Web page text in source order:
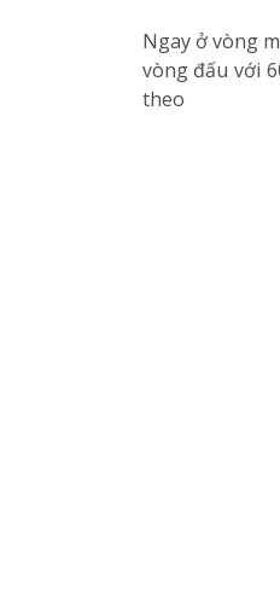
Ngay ở vòng
vòng đấu với
theo